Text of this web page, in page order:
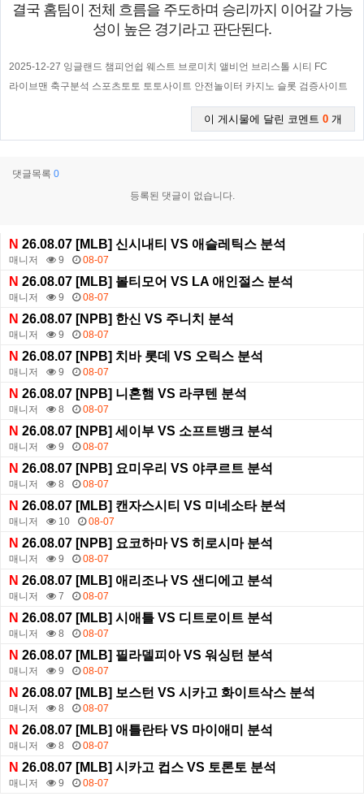
결국 홈팀이 전체 흐름을 주도하며 승리까지 이어갈 가능
성이 높은 경기라고 판단된다.
2025-12-27 잉글랜드 챔피언쉽 웨스트 브로미치 앨비언 브리스톨 시티 FC
라이브맨 축구분석 스포츠토토 토토사이트 안전놀이터 카지노 슬롯 검증사이트
이 게시물에 달린 코멘트 0 개
댓글목록 0
등록된 댓글이 없습니다.
N 26.08.07 [MLB] 신시내티 VS 애슬레틱스 분석
매니저 9 08-07
N 26.08.07 [MLB] 볼티모어 VS LA 애인절스 분석
매니저 9 08-07
N 26.08.07 [NPB] 한신 VS 주니치 분석
매니저 9 08-07
N 26.08.07 [NPB] 치바 롯데 VS 오릭스 분석
매니저 9 08-07
N 26.08.07 [NPB] 니혼햄 VS 라쿠텐 분석
매니저 8 08-07
N 26.08.07 [NPB] 세이부 VS 소프트뱅크 분석
매니저 9 08-07
N 26.08.07 [NPB] 요미우리 VS 야쿠르트 분석
매니저 8 08-07
N 26.08.07 [MLB] 캔자스시티 VS 미네소타 분석
매니저 10 08-07
N 26.08.07 [NPB] 요코하마 VS 히로시마 분석
매니저 9 08-07
N 26.08.07 [MLB] 애리조나 VS 샌디에고 분석
매니저 7 08-07
N 26.08.07 [MLB] 시애틀 VS 디트로이트 분석
매니저 8 08-07
N 26.08.07 [MLB] 필라델피아 VS 워싱턴 분석
매니저 9 08-07
N 26.08.07 [MLB] 보스턴 VS 시카고 화이트삭스 분석
매니저 8 08-07
N 26.08.07 [MLB] 애틀란타 VS 마이애미 분석
매니저 8 08-07
N 26.08.07 [MLB] 시카고 컵스 VS 토론토 분석
매니저 9 08-07